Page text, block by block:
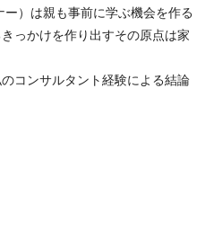
ー）は親も事前に学ぶ機会を作る
っかけを作り出すその原点は家
コンサルタント経験による結論